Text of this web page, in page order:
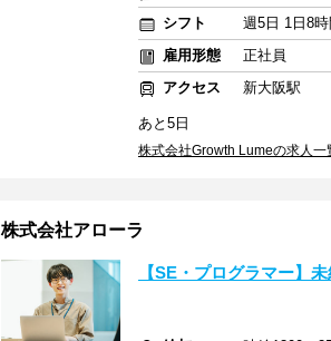
シフト
週5日 1日8
雇用形態
正社員
アクセス
新大阪駅
あと5日
株式会社Growth Lumeの求人一
株式会社アローラ
【SE・プログラマー】